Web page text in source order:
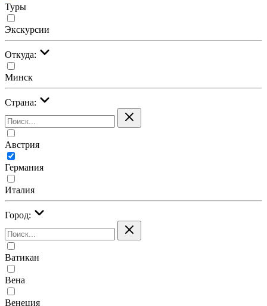
Туры
Экскурсии
Откуда:
Минск
Страна:
Австрия
Германия
Италия
Город:
Ватикан
Вена
Венеция